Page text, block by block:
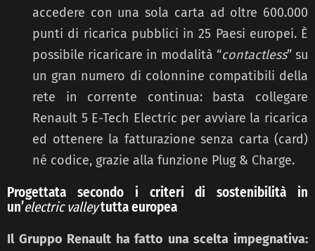
accedere con una sola carta ad oltre 600.000
punti di ricarica pubblici in 25 Paesi europei. È
possibile ricaricare in modalità “contactless” su
un gran numero di colonnine compatibili della
rete in corrente continua: basta collegare
Renault 5 E-Tech Electric per avviare la ricarica
ed ottenere la fatturazione senza carta (card)
né codice, grazie alla funzione Plug & Charge.
Progettata secondo i criteri di sostenibilità in
un’electric valleytutta europea
Il Gruppo Renault ha fatto una scelta impegnativa: